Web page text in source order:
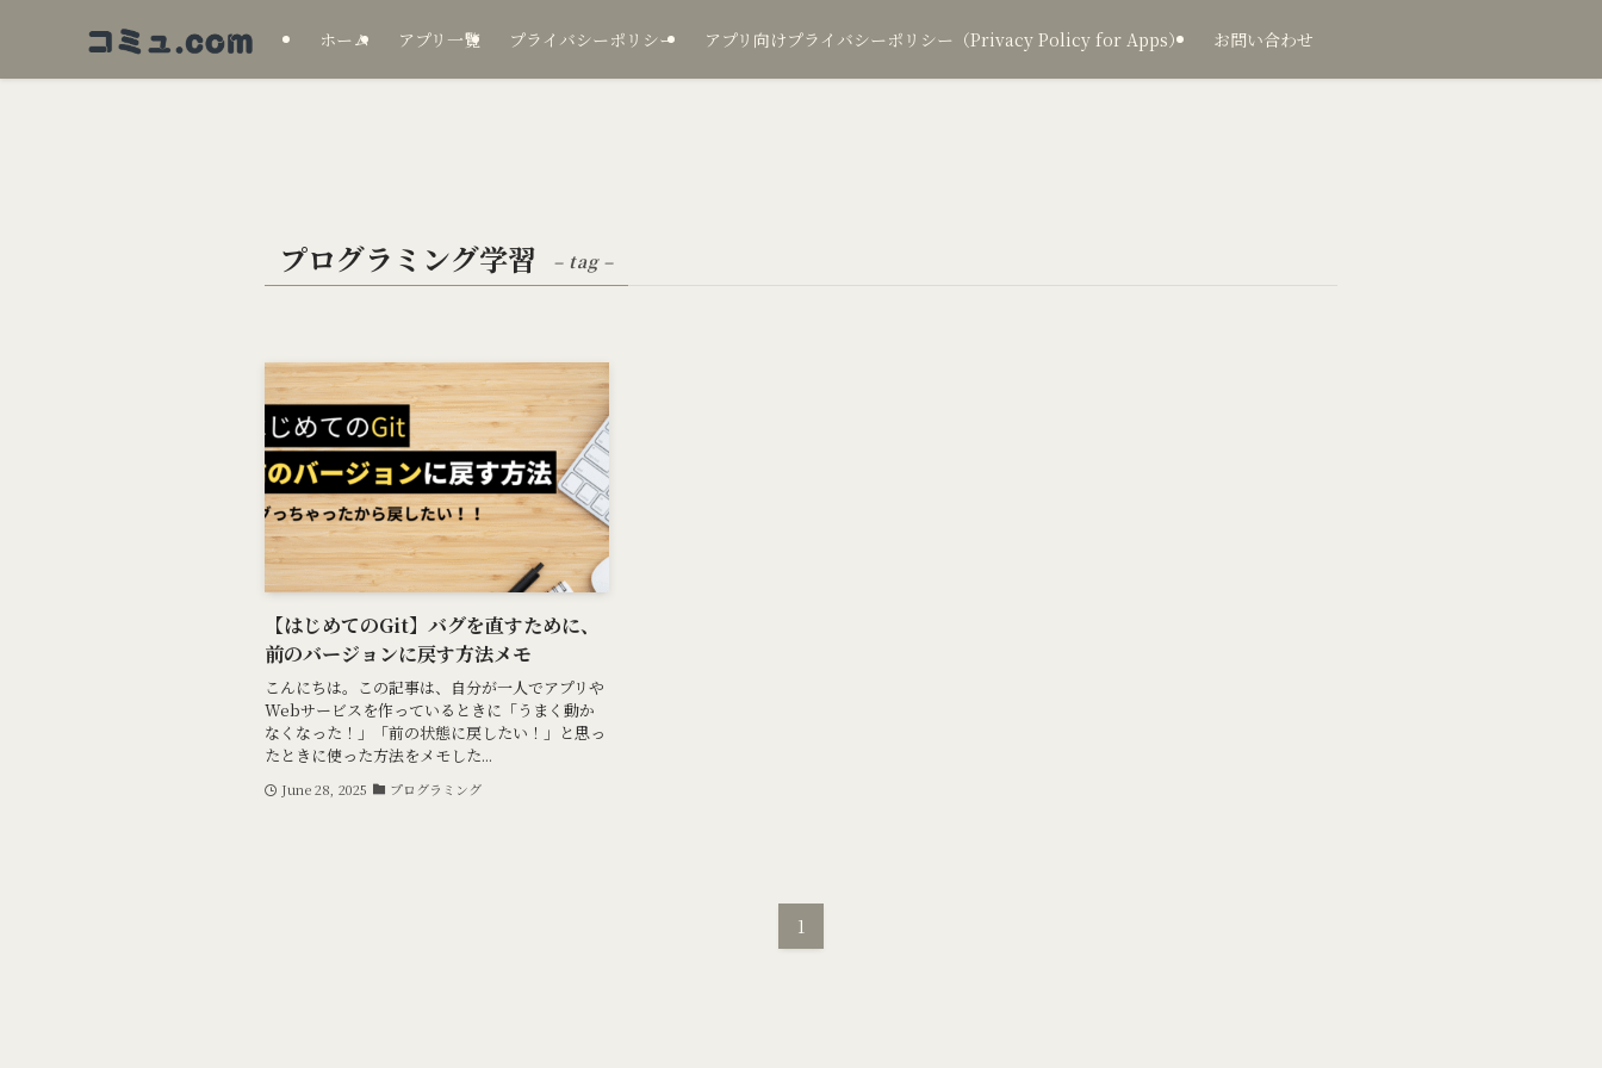
ホーム アプリ一覧 プライバシーポリシー アプリ向けプライバシーポリシー（Privacy Policy for Apps） お問い合わせ
プログラミング学習 – tag –
【はじめてのGit】バグを直すために、
前のバージョンに戻す方法メモ
こんにちは。この記事は、自分が一人でアプリや
Webサービスを作っているときに「うまく動か
なくなった！」「前の状態に戻したい！」と思っ
たときに使った方法をメモした...
June 28, 2025 プログラミング
1